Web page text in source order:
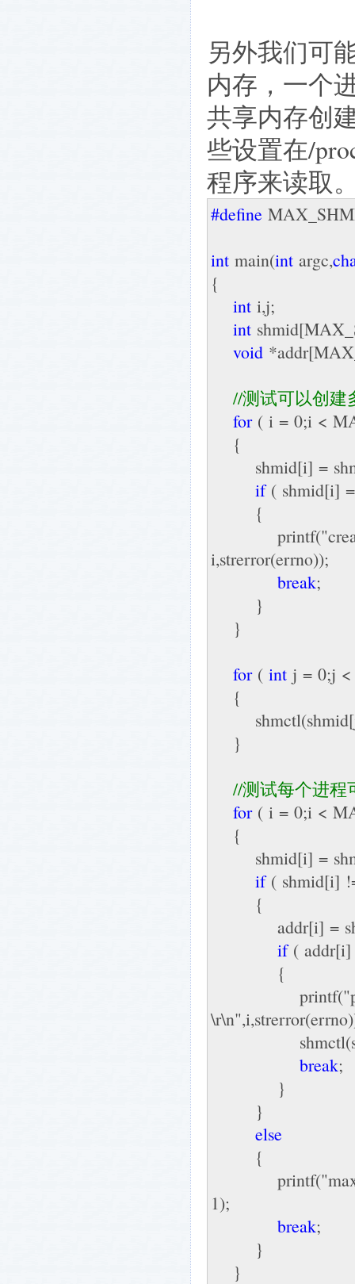
另外我们可
内存，一个
共享内存创
些设置在/
程序来读取
#define
int main(int argc,
{
int i,j;
int
void
//测试可以创建
for( i = 0;i <
{
shmid[i] =
if( shmid[i]
{
printf("create
i,strerror(errno));
break;
}
}
for( int j = 0;j
{
}
//测试每个进程
for( i = 0;i <
{
shmid[i] =
if( shmid[i]
{
addr[i] =
if( addr[i]
{
printf("process
break;
}
}
else
{
printf("max
1);
break;
}
}